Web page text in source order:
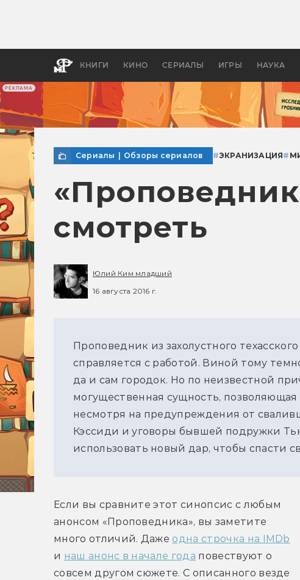
РЕКЛАМА
КНИГИ КИНО СЕРИАЛЫ ИГРЫ НАУКА
Сериалы Обзоры сериалов #ЭКРАНИЗАЦИЯ#
смотреть
Юлий Ким младший
16 августа 2016 г.
Проповедник из захолустного
справляется с работой. Виной тому
да и сам городок. Но по неизвестной
могущественная сущность,
несмотря на предупреждения от
Кэссиди и уговоры бывшей подружки
использовать новый дар, чтобы спасти
Если вы сравните этот синопсис с любым
анонсом «Проповедника», вы заметите
много отличий. Даже одна строчка на IMDb
и наш анонс в начале года повествуют о
совсем другом сюжете. С описанного везде